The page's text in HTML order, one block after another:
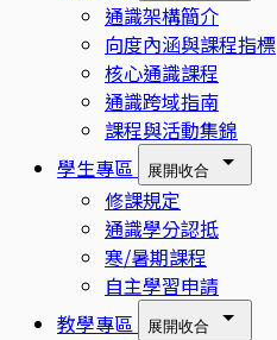
通識架構簡介
向度內涵與課程指標
核心通識課程
通識跨域指南
課程與活動集錦
學生專區
展開收合
修課規定
通識學分認抵
寒/暑期課程
自主學習申請
教學專區
展開收合